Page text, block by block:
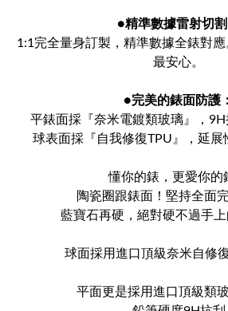
●精準數據雷射切割
1:1完全量身訂製，精準數據全錶對
最安心。
●完美的錶面防護：
平錶面採『奈米電鍍類玻璃』，9H
球表面採『自我修復TPU』，延展
懂你的錶，更愛你的
陶瓷圈跟錶面！堅持全面
藍寶石再硬，絕對硬不過手
球面採用進口頂級奈米自修
平面更是採用進口頂級類